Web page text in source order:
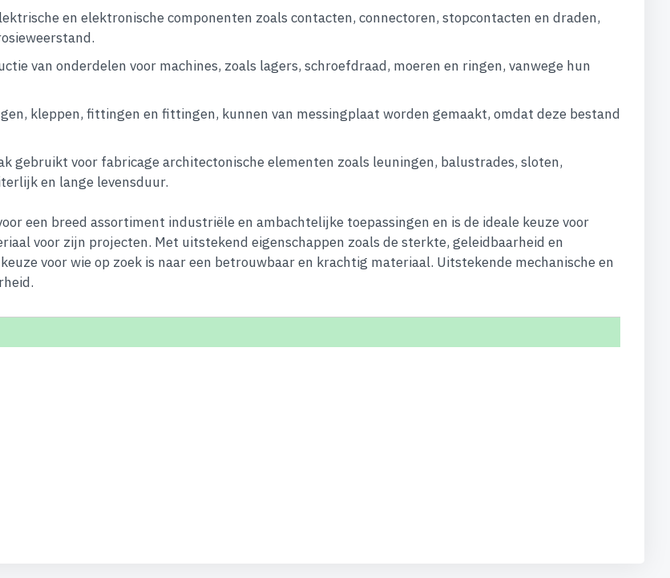
en elektronische componenten zoals contacten, connectoren, stopcontacten en draden,
van onderdelen voor machines, zoals lagers, schroefdraad, moeren en ringen, vanwege hun
kleppen, fittingen en fittingen, kunnen van messingplaat worden gemaakt, omdat deze bestand
gebruikt voor fabricage architectonische elementen zoals leuningen, balustrades, sloten,
en lange levensduur.
een breed assortiment industriële en ambachtelijke toepassingen en is de ideale keuze voor
voor zijn projecten. Met uitstekend eigenschappen zoals de sterkte, geleidbaarheid en
voor wie op zoek is naar een betrouwbaar en krachtig materiaal. Uitstekende mechanische en